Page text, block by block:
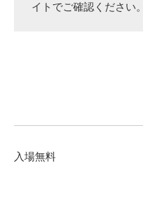
イトでご確認ください。
入場無料